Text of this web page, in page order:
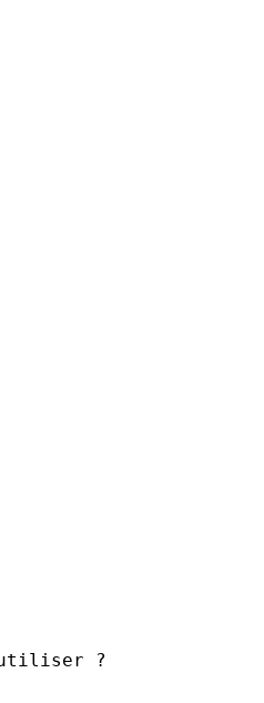
utiliser ?